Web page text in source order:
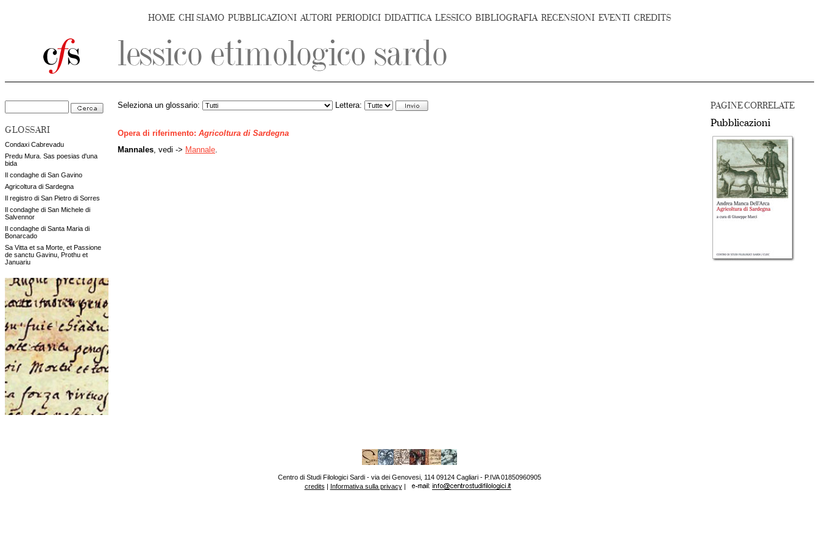
HOME CHI SIAMO PUBBLICAZIONI AUTORI PERIODICI DIDATTICA LESSICO BIBLIOGRAFIA RECENSIONI EVENTI CREDITS
GLOSSARI
Condaxi Cabrevadu
Predu Mura. Sas poesias d'una
bida
Il condaghe di San Gavino
Agricoltura di Sardegna
Il registro di San Pietro di Sorres
Il condaghe di San Michele di
Salvennor
Il condaghe di Santa Maria di
Bonarcado
Sa Vitta et sa Morte, et Passione
de sanctu Gavinu, Prothu et
Januariu
PAGINE CORRELATE
Pubblicazioni
Seleziona un glossario: Lettera:
Opera di riferimento: Agricoltura di Sardegna
Mannales , vedi -> Mannale
Centro di Studi Filologici Sardi - via dei Genovesi, 114 09124 Cagliari - P.IVA 01850960905
credits | Informativa sulla privacy|